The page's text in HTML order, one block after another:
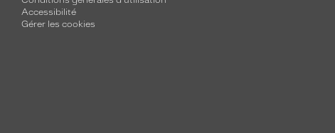
Accessibilité
Gérer les cookies